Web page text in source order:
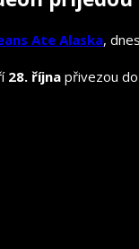
Ate Alaska,
28. října přivezou